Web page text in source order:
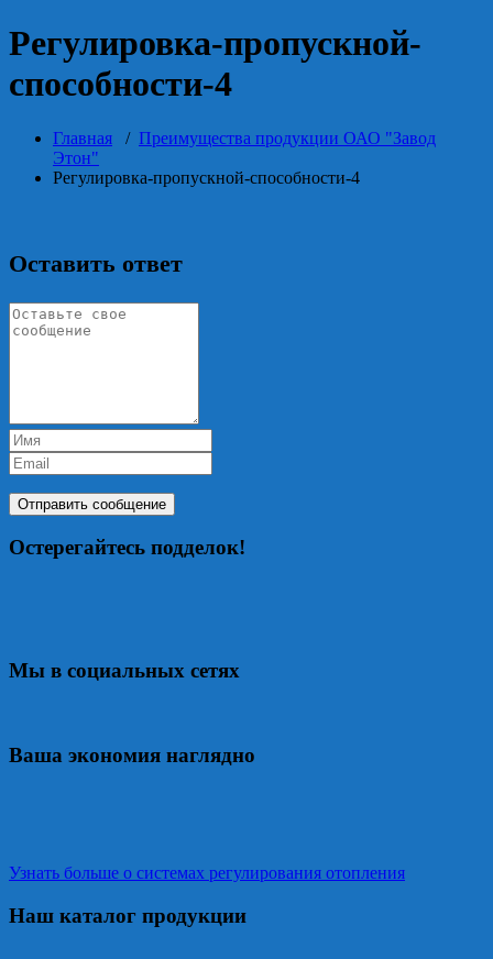
Регулировка-пропускной-
способности-4
Главная / Преимущества продукции ОАО "Завод
Этон"
Регулировка-пропускной-способности-4
Оставить ответ
Остерегайтесь подделок!
Мы в социальных сетях
Ваша экономия наглядно
Узнать больше о системах регулирования отопления
Наш каталог продукции